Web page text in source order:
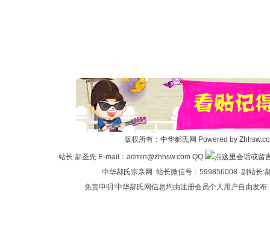
版权所有： 中华郝氏网 Powered by
站长:郝圣先 E-mail：admin@zhhsw.com QQ
中华郝氏宗亲网 站长微信号：599856008 副站长:
免责申明:中华郝氏网信息均由注册会员个人用户自由发